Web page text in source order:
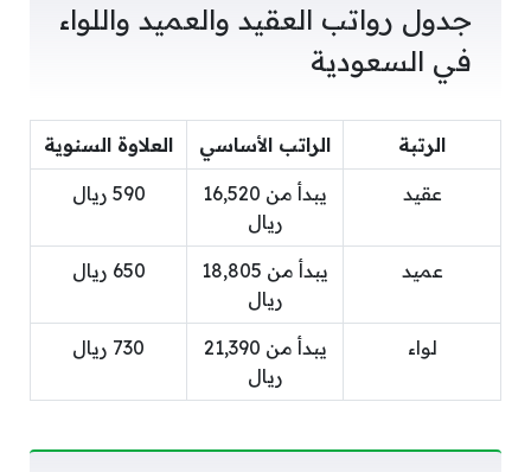
جدول رواتب العقيد والعميد واللواء
في السعودية
الرتبة الراتب الأساسي العلاوة السنوية
عقيد
يبدأ من 16,520
ريال
590 ريال
عميد
يبدأ من 18,805
ريال
650 ريال
لواء
يبدأ من 21,390
ريال
730 ريال